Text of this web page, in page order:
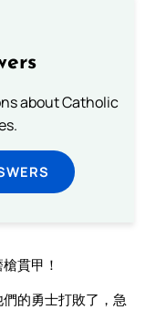
about Catholic
貫甲！
的勇士打敗了，急